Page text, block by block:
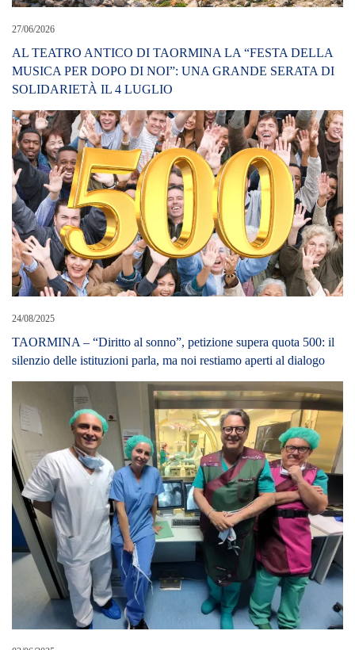
27/06/2026
AL TEATRO ANTICO DI TAORMINA LA “FESTA DELLA
MUSICA PER DOPO DI NOI”: UNA GRANDE SERATA DI
SOLIDARIETÀ IL 4 LUGLIO
24/08/2025
TAORMINA – “Diritto al sonno”, petizione supera quota 500: il
silenzio delle istituzioni parla, ma noi restiamo aperti al dialogo